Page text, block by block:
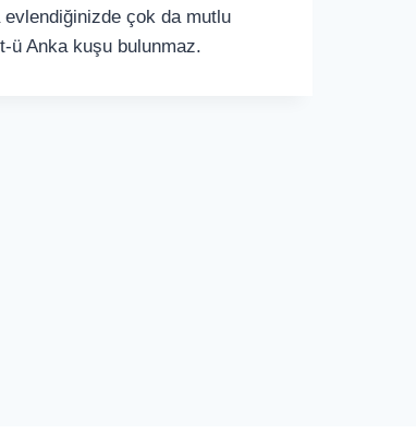
evlendiğinizde çok da mutlu
ü Anka kuşu bulunmaz.